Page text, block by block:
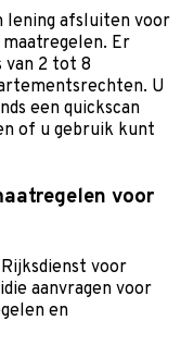
lening afsluiten voor
Er
van 2 tot 8
U
een quickscan
of u gebruik kunt
voor
voor
aanvragen voor
en